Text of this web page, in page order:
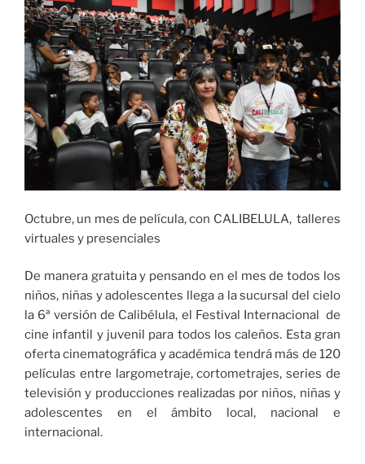
Octubre, un mes de película, con CALIBELULA, talleres
virtuales y presenciales
De manera gratuita y pensando en el mes de todos los
niños, niñas y adolescentes llega a la sucursal del cielo
la 6ª versión de Calibélula, el Festival Internacional de
cine infantil y juvenil para todos los caleños. Esta gran
oferta cinematográfica y académica tendrá más de 120
películas entre largometraje, cortometrajes, series de
televisión y producciones realizadas por niños, niñas y
adolescentes en el ámbito local, nacional e
internacional.